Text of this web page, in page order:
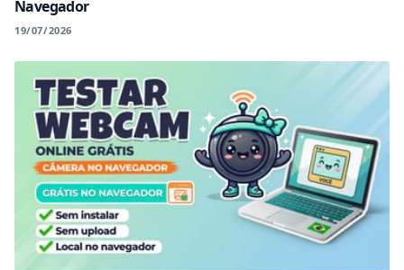
Navegador
19/07/2026